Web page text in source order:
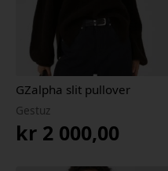
GZalpha slit pullover
Gestuz
kr 2 000,00